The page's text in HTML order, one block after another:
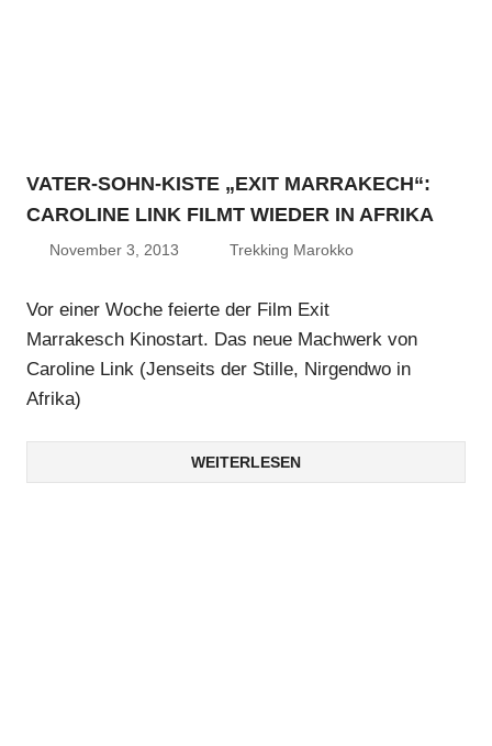
VATER-SOHN-KISTE „EXIT MARRAKECH“:
CAROLINE LINK FILMT WIEDER IN AFRIKA
November 3, 2013 Trekking Marokko
Vor einer Woche feierte der Film Exit
Marrakesch Kinostart. Das neue Machwerk von
Caroline Link (Jenseits der Stille, Nirgendwo in
Afrika)
WEITERLESEN